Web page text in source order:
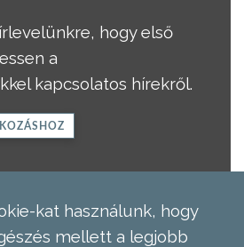
hogy első
a
kapcsolatos hírekről.
kat használunk, hogy
mellett a legjobb